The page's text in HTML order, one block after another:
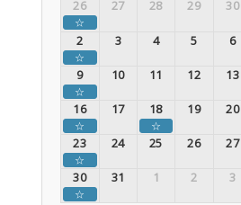
26
27 28 29 30
☆
2 3 4 5 6
☆
9 10 11 12 13
☆
16 17 18 19 20
☆ ☆
23 24 25 26 27
☆
30 31 1 2 3
☆